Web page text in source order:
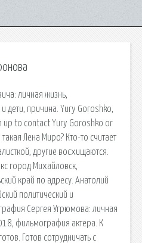
личная жизнь,
дети, причина. Yury Goroshko,
up to contact Yury Goroshko or
Лена Миро? Кто-то считает
другие восхищаются.
город Михайловск,
край по адресу. Анатолий
политический и
Сергея Угрюмова: личная
фильмография актера. К
Готов сотрудничать с